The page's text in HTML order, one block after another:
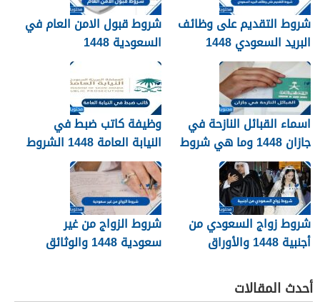
شروط التقديم على وظائف
البريد السعودي 1448
شروط قبول الامن العام في
السعودية 1448
اسماء القبائل النازحة في
جازان 1448 وما هي شروط
تجنيسها
وظيفة كاتب ضبط في
النيابة العامة 1448 الشروط
وطريقة التقديم
شروط زواج السعودي من
أجنبية 1448 والأوراق
شروط الزواج من غير
سعودية 1448 والوثائق
أحدث المقالات